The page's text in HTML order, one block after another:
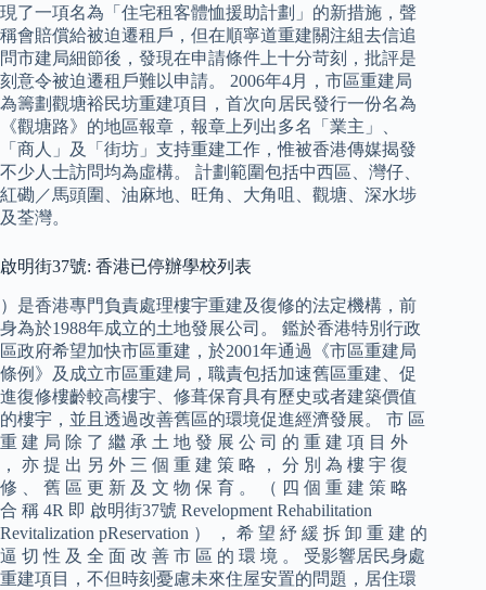
現了一項名為「住宅租客體恤援助計劃」的新措施，聲
稱會賠償給被迫遷租戶，但在順寧道重建關注組去信追
問市建局細節後，發現在申請條件上十分苛刻，批評是
刻意令被迫遷租戶難以申請。 2006年4月，市區重建局
為籌劃觀塘裕民坊重建項目，首次向居民發行一份名為
《觀塘路》的地區報章，報章上列出多名「業主」、
「商人」及「街坊」支持重建工作，惟被香港傳媒揭發
不少人士訪問均為虛構。 計劃範圍包括中西區、灣仔、
紅磡／馬頭圍、油麻地、旺角、大角咀、觀塘、深水埗
及荃灣。
啟明街37號: 香港已停辦學校列表
）是香港專門負責處理樓宇重建及復修的法定機構，前
身為於1988年成立的土地發展公司。 鑑於香港特別行政
區政府希望加快市區重建，於2001年通過《市區重建局
條例》及成立市區重建局，職責包括加速舊區重建、促
進復修樓齡較高樓宇、修葺保育具有歷史或者建築價值
的樓宇，並且透過改善舊區的環境促進經濟發展。 市 區
重 建 局 除 了 繼 承 土 地 發 展 公 司 的 重 建 項 目 外
， 亦 提 出 另 外 三 個 重 建 策 略 ， 分 別 為 樓 宇 復
修 、 舊 區 更 新 及 文 物 保 育 。 （ 四 個 重 建 策 略
合 稱 4R 即 啟明街37號 Revelopment Rehabilitation
Revitalization pReservation ） ， 希 望 紓 緩 拆 卸 重 建 的
逼 切 性 及 全 面 改 善 市 區 的 環 境 。 受影響居民身處
重建項目，不但時刻憂慮未來住屋安置的問題，居住環